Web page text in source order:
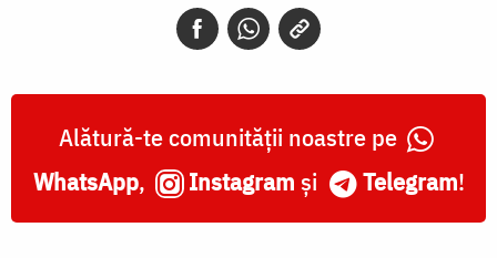
Alătură-te comunității noastre pe
WhatsApp, Instagram și Telegram!